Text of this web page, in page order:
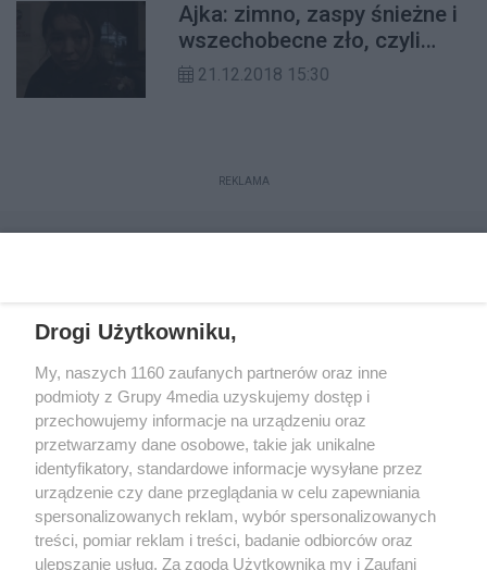
Ajka: zimno, zaspy śnieżne i
wszechobecne zło, czyli
koniec marzeń o lepszym
21.12.2018 15:30
REKLAMA
Reklama Kontakt Regulamin
Dystrybucja
Regulamin prenumeraty
Polityka Prywatności
Zapisz się do newslettera
Drogi Użytkowniku,
My, naszych 1160 zaufanych partnerów oraz inne
podmioty z Grupy 4media uzyskujemy dostęp i
przechowujemy informacje na urządzeniu oraz
przetwarzamy dane osobowe, takie jak unikalne
identyfikatory, standardowe informacje wysyłane przez
urządzenie czy dane przeglądania w celu zapewniania
spersonalizowanych reklam, wybór spersonalizowanych
treści, pomiar reklam i treści, badanie odbiorców oraz
ulepszanie usług. Za zgodą Użytkownika my i Zaufani